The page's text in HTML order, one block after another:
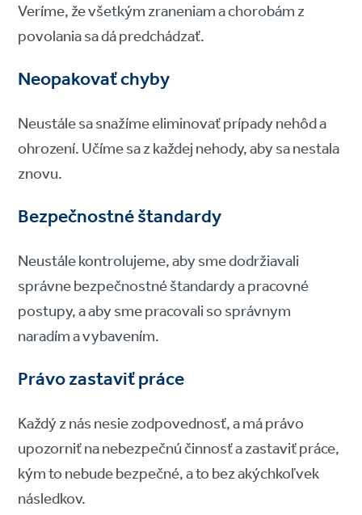
Veríme, že všetkým zraneniam a chorobám z
povolania sa dá predchádzať.
Neopakovať chyby
Neustále sa snažíme eliminovať prípady nehôd a
ohrození. Učíme sa z každej nehody, aby sa nestala
znovu.
Bezpečnostné štandardy
Neustále kontrolujeme, aby sme dodržiavali
správne bezpečnostné štandardy a pracovné
postupy, a aby sme pracovali so správnym
naradím a vybavením.
Právo zastaviť práce
Každý z nás nesie zodpovednosť, a má právo
upozorniť na nebezpečnú činnosť a zastaviť práce,
kým to nebude bezpečné, a to bez akýchkoľvek
následkov.